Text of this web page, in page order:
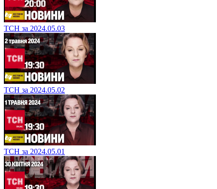
ТСН за 2024.05.03
ТСН за 2024.05.02
ТСН за 2024.05.01